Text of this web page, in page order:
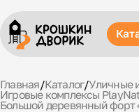
Главная/Каталог/Уличные
Игровые комплексы
Большой деревянный форт